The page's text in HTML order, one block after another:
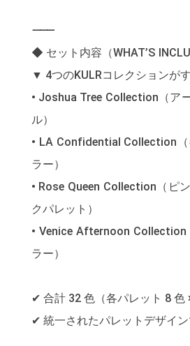
⸻
◆ セット内容（WHAT’S
▼ 4つのKULRコレクションが
• Joshua Tree Collection（ア
ル）
• LA Confidential Collection
ラー）
• Rose Queen Collection（ピ
クパレット）
• Venice Afternoon
ラー）
✔ 合計 32 色（各パレット 8 色
✔ 統一されたパレットデザイ